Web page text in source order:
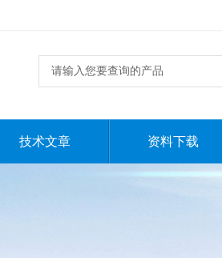
技术文章 资料下载